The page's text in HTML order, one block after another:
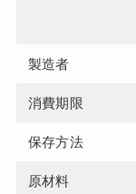
製造者
消費期限
保存方法
原材料